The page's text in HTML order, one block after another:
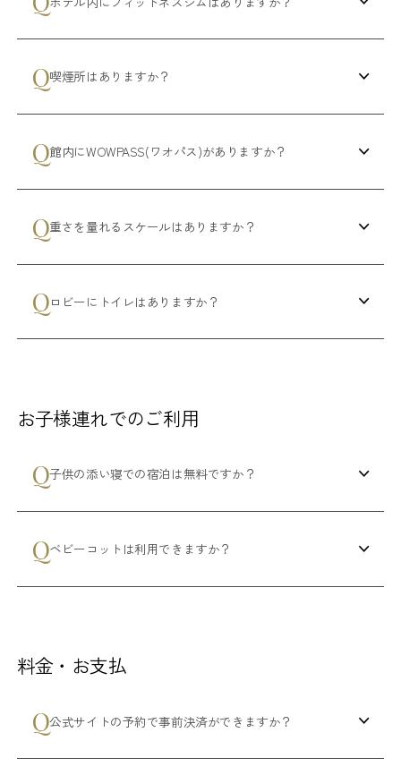
喫煙所はありますか？
館内にWOWPASS(ワオパス)がありますか？
重さを量れるスケールはありますか？
ロビーにトイレはありますか？
お子様連れでのご利用
子供の添い寝での宿泊は無料ですか？
ベビーコットは利用できますか？
料金・お支払
公式サイトの予約で事前決済ができますか？